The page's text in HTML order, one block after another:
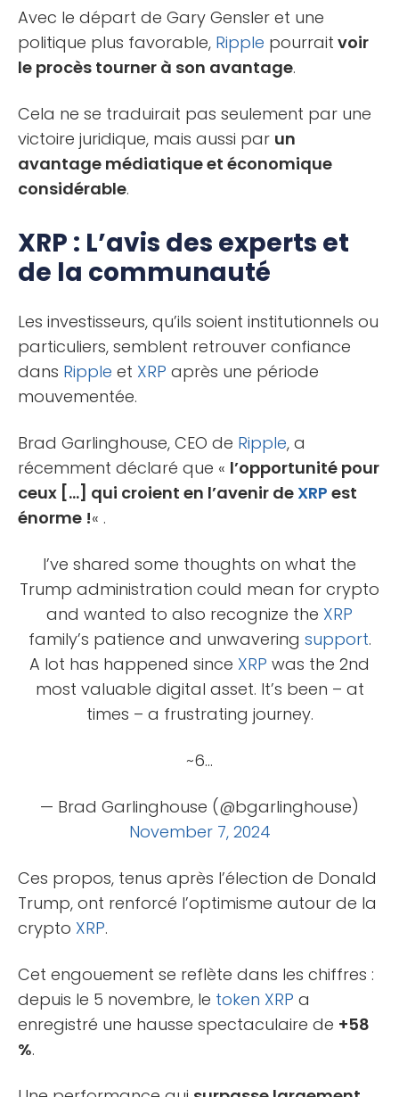
Avec le départ de Gary Gensler et une
politique plus favorable, Ripple pourrait voir
le procès tourner à son avantage.
Cela ne se traduirait pas seulement par une
victoire juridique, mais aussi par un
avantage médiatique et économique
considérable.
XRP : L’avis des experts et
de la communauté
Les investisseurs, qu’ils soient institutionnels ou
particuliers, semblent retrouver confiance
dans Ripple et XRP après une période
mouvementée.
Brad Garlinghouse, CEO de Ripple, a
récemment déclaré que « l’opportunité pour
ceux […] qui croient en l’avenir de XRP est
énorme !« .
I’ve shared some thoughts on what the
Trump administration could mean for crypto
and wanted to also recognize the XRP
family’s patience and unwavering support.
A lot has happened since XRP was the 2nd
most valuable digital asset. It’s been – at
times – a frustrating journey.
~6…
— Brad Garlinghouse (@bgarlinghouse)
November 7, 2024
Ces propos, tenus après l’élection de Donald
Trump, ont renforcé l’optimisme autour de la
crypto XRP.
Cet engouement se reflète dans les chiffres :
depuis le 5 novembre, le token XRP a
enregistré une hausse spectaculaire de +58
%.